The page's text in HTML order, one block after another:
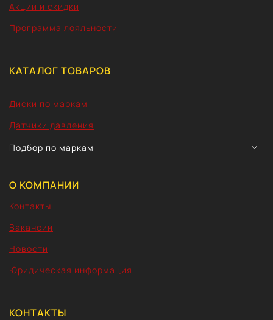
Акции и скидки
Программа лояльности
КАТАЛОГ ТОВАРОВ
Диски по маркам
Датчики давления
Подбор по маркам
О КОМПАНИИ
Контакты
Вакансии
Новости
Юридическая информация
КОНТАКТЫ